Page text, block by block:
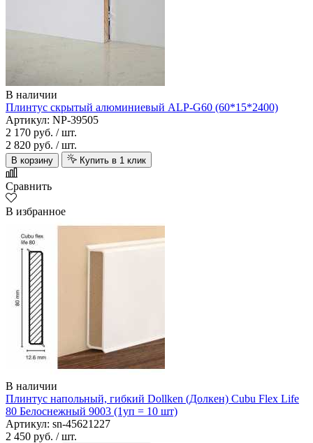
В наличии
Плинтус скрытый алюминиевый ALP-G60 (60*15*2400)
Артикул: NP-39505
2 170 руб. / шт.
2 820 руб. / шт.
В корзину Купить в 1 клик
Сравнить
В избранное
В наличии
Плинтус напольный, гибкий Dollken (Долкен) Cubu Flex Life
80 Белоснежный 9003 (1уп = 10 шт)
Артикул: sn-45621227
2 450 руб. / шт.